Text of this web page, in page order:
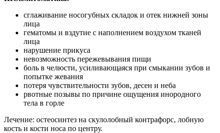
сглаживание носогубных складок и отек нижней зоны
лица
гематомы и вздутие с наполнением воздухом тканей
лица
нарушение прикуса
невозможность пережевывания пищи
боль в челюсти, усиливающаяся при смыкании зубов и
попытке жевания
потеря чувствительности зубов, десен и неба
рвотные позывы по причине ощущения инородного
тела в горле
Лечение: остеосинтез на скулолобный контрафорс, лобную
кость и кости носа по центру.